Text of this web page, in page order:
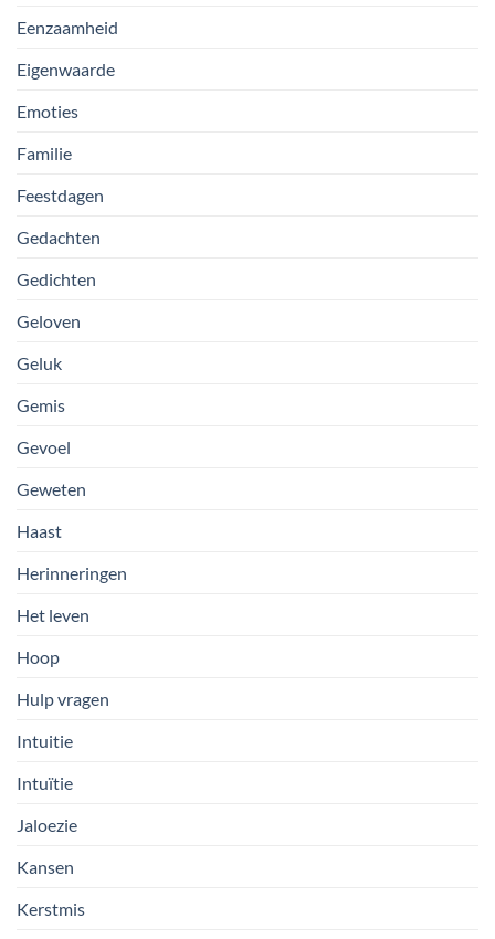
Eenzaamheid
Eigenwaarde
Emoties
Familie
Feestdagen
Gedachten
Gedichten
Geloven
Geluk
Gemis
Gevoel
Geweten
Haast
Herinneringen
Het leven
Hoop
Hulp vragen
Intuitie
Intuïtie
Jaloezie
Kansen
Kerstmis